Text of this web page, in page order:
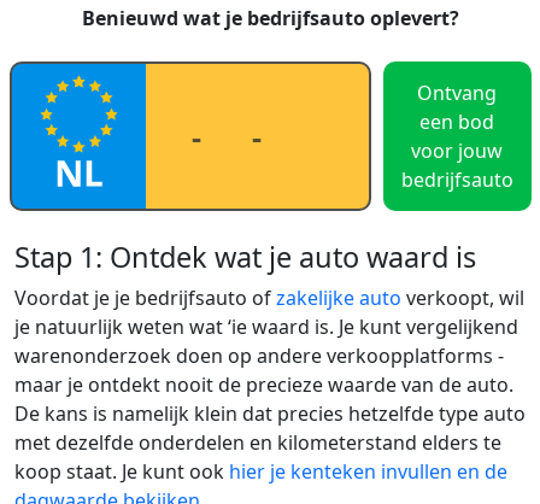
Benieuwd wat je bedrijfsauto oplevert?
Ontvang
een bod
voor jouw
bedrijfsauto
Stap 1: Ontdek wat je auto waard is
Voordat je je bedrijfsauto ofzakelijke auto verkoopt, wil
je natuurlijk weten wat ‘ie waard is. Je kunt vergelijkend
warenonderzoek doen op andere verkoopplatforms -
maar je ontdekt nooit de precieze waarde van de auto.
De kans is namelijk klein dat precies hetzelfde type auto
met dezelfde onderdelen en kilometerstand elders te
koop staat. Je kunt ook hier je kenteken invullen en de